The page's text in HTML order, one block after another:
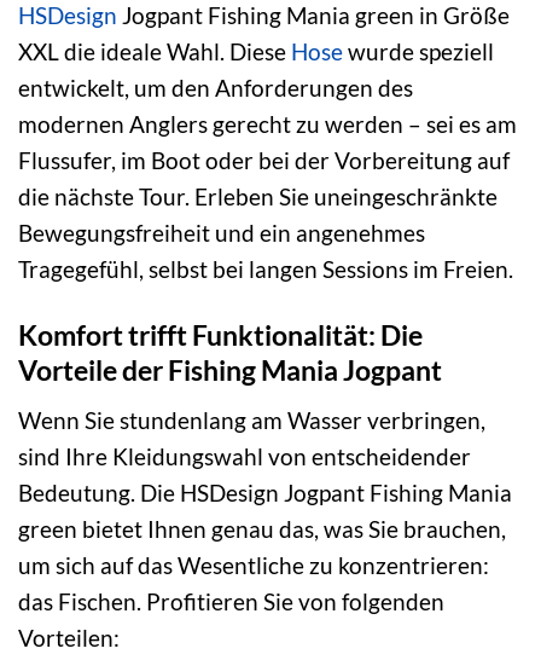
HSDesign Jogpant Fishing Mania green in Größe
XXL die ideale Wahl. Diese Hosewurde speziell
entwickelt, um den Anforderungen des
modernen Anglers gerecht zu werden – sei es am
Flussufer, im Boot oder bei der Vorbereitung auf
die nächste Tour. Erleben Sie uneingeschränkte
Bewegungsfreiheit und ein angenehmes
Tragegefühl, selbst bei langen Sessions im Freien.
Komfort trifft Funktionalität: Die
Vorteile der Fishing Mania Jogpant
Wenn Sie stundenlang am Wasser verbringen,
sind Ihre Kleidungswahl von entscheidender
Bedeutung. Die HSDesign Jogpant Fishing Mania
green bietet Ihnen genau das, was Sie brauchen,
um sich auf das Wesentliche zu konzentrieren:
das Fischen. Profitieren Sie von folgenden
Vorteilen: